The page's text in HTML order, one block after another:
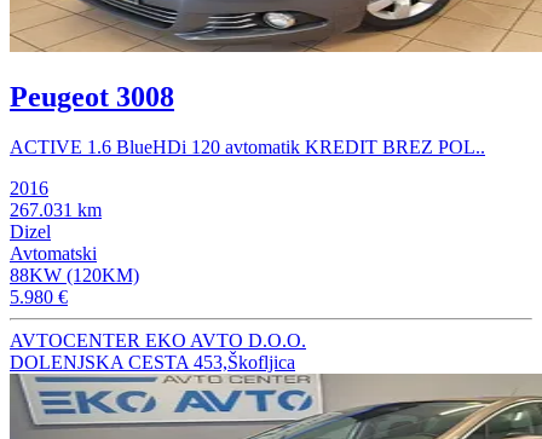
Peugeot 3008
ACTIVE 1.6 BlueHDi 120 avtomatik KREDIT BREZ POL..
2016
267.031 km
Dizel
Avtomatski
88KW (120KM)
5.980 €
AVTOCENTER EKO AVTO D.O.O.
DOLENJSKA CESTA 453,Škofljica